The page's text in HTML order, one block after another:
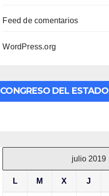
Feed de comentarios
WordPress.org
CONGRESO DEL ESTADO
julio 2019
L M X J